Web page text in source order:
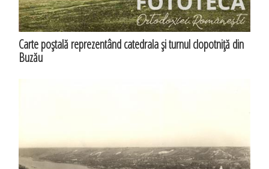
Carte poştală reprezentând catedrala şi turnul clopotniţă din
Buzău